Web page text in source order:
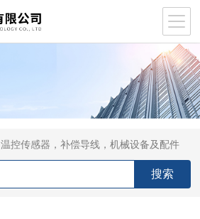
控传感器，补偿导线，机械设备及配件